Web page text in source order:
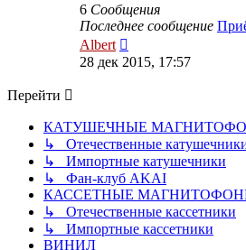
6 Сообщения
Последнее сообщение
Albert
к
последнему
28 дек 2015, 17:57
Перейти
КАТУШЕЧНЫЕ
↳ Отечественные
↳ Импортные катушечники
↳ Фан-клуб AKAI
КАССЕТНЫЕ
↳ Отечественные кассетники
↳ Импортные кассетники
ВИНИЛ